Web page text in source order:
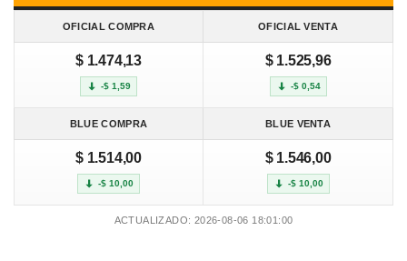
OFICIAL COMPRA OFICIAL VENTA
$ 1.474,13
-$ 1,59
$ 1.525,96
-$ 0,54
BLUE COMPRA BLUE VENTA
$ 1.514,00
-$ 10,00
$ 1.546,00
-$ 10,00
ACTUALIZADO: 2026-08-06 18:01:00